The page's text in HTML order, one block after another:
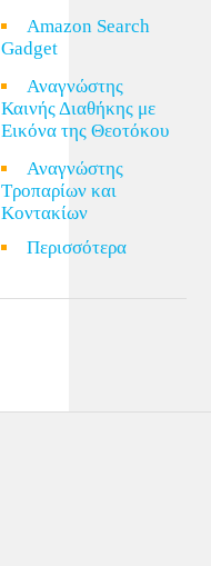
Amazon Search
Gadget
Αναγνώστης
Καινής Διαθήκης με
Εικόνα της Θεοτόκου
Αναγνώστης
Τροπαρίων και
Κοντακίων
Περισσότερα